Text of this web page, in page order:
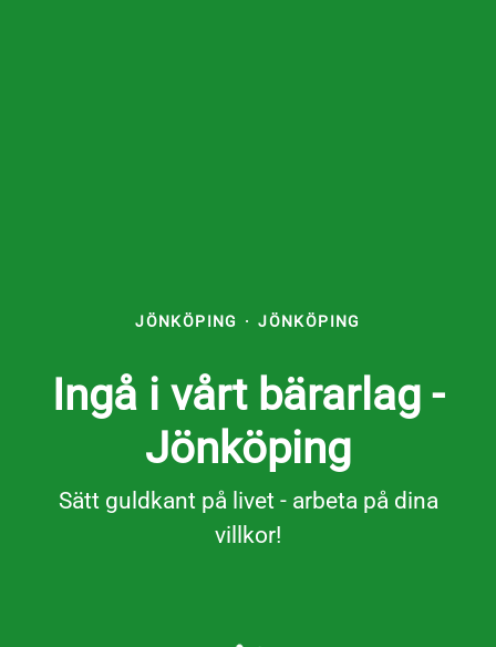
JÖNKÖPING · JÖNKÖPING
Ingå i vårt bärarlag -
Jönköping
Sätt guldkant på livet - arbeta på dina
villkor!